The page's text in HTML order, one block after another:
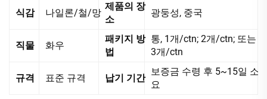
식감 나일론/철/망
제품의 장
소
광둥성, 중국
직물 화우
패키지 방
법
통, 1개/ctn; 2개/ctn; 또는
3개/ctn
규격 표준 규격 납기 기간
보증금 수령 후 5~15일 소
요